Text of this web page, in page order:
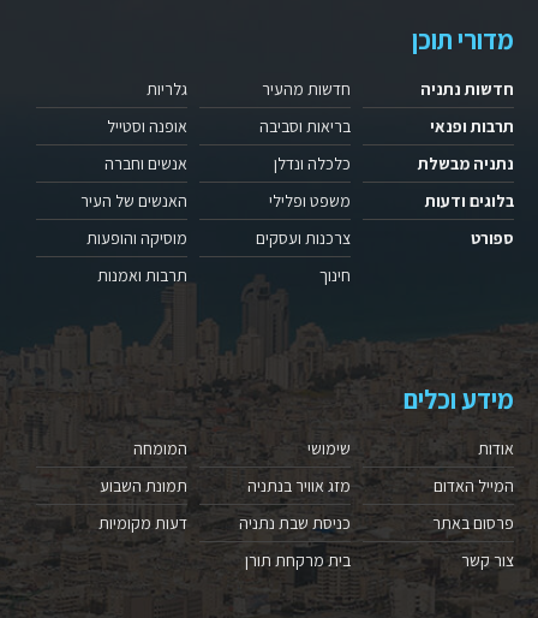
מדורי תוכן
חדשות נתניה
תרבות ופנאי
נתניה מבשלת
בלוגים ודעות
ספורט
חדשות מהעיר
בריאות וסביבה
כלכלה ונדלן
משפט ופלילי
צרכנות ועסקים
חינוך
גלריות
אופנה וסטייל
אנשים וחברה
האנשים של העיר
מוסיקה והופעות
תרבות ואמנות
מידע וכלים
אודות
המייל האדום
פרסום באתר
צור קשר
שימושי
מזג אוויר בנתניה
כניסת שבת נתניה
בית מרקחת תורן
המומחה
תמונת השבוע
דעות מקומיות